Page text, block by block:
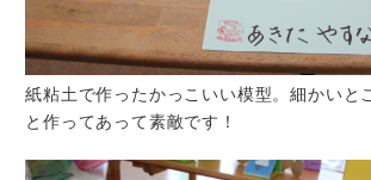
紙粘土で作ったかっこいい模型。細かいと
と作ってあって素敵です！